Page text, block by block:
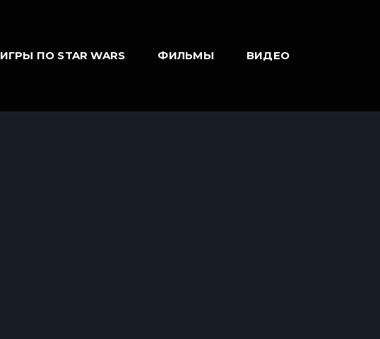
ИГРЫ ПО STAR WARS ФИЛЬМЫ ВИДЕО